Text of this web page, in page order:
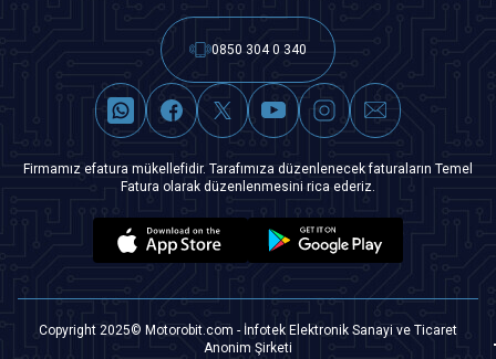
0850 304 0 340
Firmamız efatura mükellefidir. Tarafımıza düzenlenecek faturaların Temel
Fatura olarak düzenlenmesini rica ederiz.
Copyright 2025© Motorobit.com - İnfotek Elektronik Sanayi ve Ticaret
Anonim Şirketi